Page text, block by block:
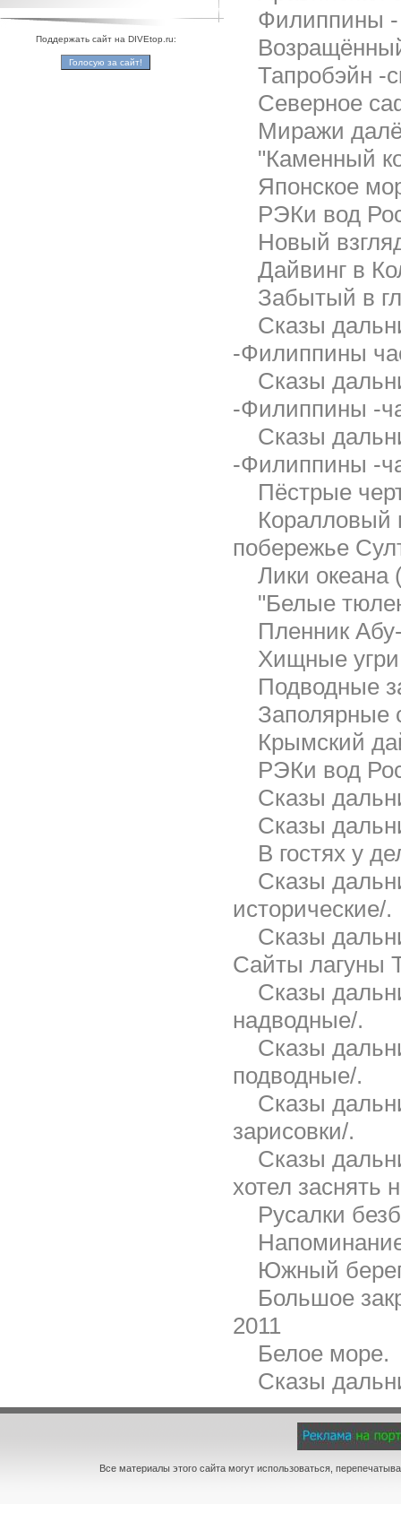
Поддержать сайт на DIVEtop.ru:
Филиппины -
Тапробэйн -
Северное
Миражи
"Каменный
Японское
РЭКи вод
Новый
Дайвинг в
Забытый в
Сказы
-Филиппины
Сказы
-Филиппины -
Сказы
-Филиппины -
Пёстрые
Коралловый
побережье
Лики
"Белые
Пленник
Хищные угри
Подводные
Заполярные
Крымский
РЭКи вод
Сказы
Сказы
В гостях у
Сказы
исторические/.
Сказы
Сайты лагуны
Сказы
надводные/.
Сказы
подводные/.
Сказы
зарисовки/.
Сказы
хотел заснять
Русалки
Южный
Большое
2011
Белое море.
Сказы
Все материалы этого сайта могут использоваться,